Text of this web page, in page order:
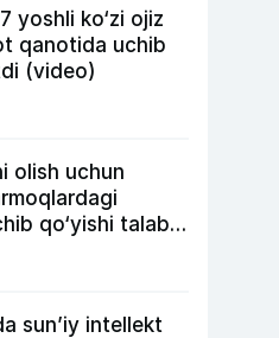
yoshli ko‘zi ojiz
qanotida uchib
(video)
olish uchun
qo‘yishi talab
sunʼiy intellekt